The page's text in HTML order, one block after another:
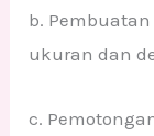
b.
ukuran dan
c.